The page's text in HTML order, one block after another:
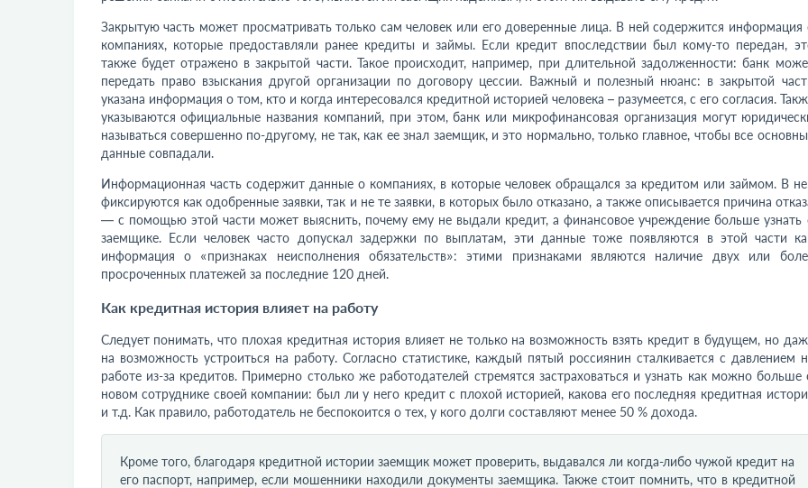
Закрытую часть может просматривать только сам человек или его доверенные лица. В ней содержится информация
компаниях, которые предоставляли ранее кредиты и займы. Если кредит впоследствии был кому-то передан,
также будет отражено в закрытой части. Такое происходит, например, при длительной задолженности: банк
передать право взыскания другой организации по договору цессии. Важный и полезный нюанс: в закрытой
указана информация о том, кто и когда интересовался кредитной историей человека – разумеется, с его согласия.
указываются официальные названия компаний, при этом, банк или микрофинансовая организация могут
называться совершенно по-другому, не так, как ее знал заемщик, и это нормально, только главное, чтобы все
данные совпадали.
Информационная часть содержит данные о компаниях, в которые человек обращался за кредитом или займом. В
фиксируются как одобренные заявки, так и не те заявки, в которых было отказано, а также описывается причина
— с помощью этой части может выяснить, почему ему не выдали кредит, а финансовое учреждение больше узнать
заемщике. Если человек часто допускал задержки по выплатам, эти данные тоже появляются в этой части
информация о «признаках неисполнения обязательств»: этими признаками являются наличие двух или
просроченных платежей за последние 120 дней.
Как кредитная история влияет на работу
Следует понимать, что плохая кредитная история влияет не только на возможность взять кредит в будущем, но
на возможность устроиться на работу. Согласно статистике, каждый пятый россиянин сталкивается с давлением
работе из-за кредитов. Примерно столько же работодателей стремятся застраховаться и узнать как можно больше
новом сотруднике своей компании: был ли у него кредит с плохой историей, какова его последняя кредитная
и т.д. Как правило, работодатель не беспокоится о тех, у кого долги составляют менее 50 % дохода.
Кроме того, благодаря кредитной истории заемщик может проверить, выдавался ли когда-либо чужой кредит на
его паспорт, например, если мошенники находили документы заемщика. Также стоит помнить, что в кредитной